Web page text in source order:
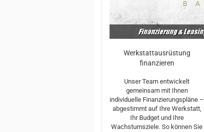
Werkstattausrüstung
finanzieren
Unser Team entwickelt
gemeinsam mit Ihnen
individuelle Finanzierungspläne –
abgestimmt auf Ihre Werkstatt,
Ihr Budget und Ihre
Wachstumsziele. So können Sie